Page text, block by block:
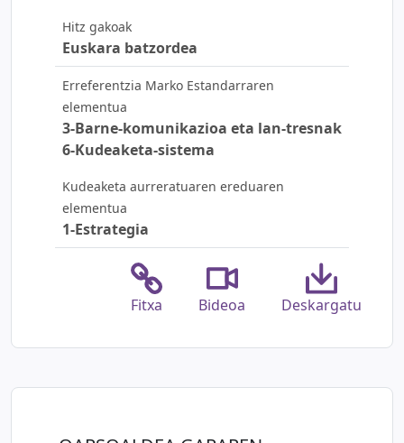
Hitz gakoak
Euskara batzordea
Erreferentzia Marko Estandarraren
elementua
3-Barne-komunikazioa eta lan-tresnak
6-Kudeaketa-sistema
Kudeaketa aurreratuaren ereduaren
elementua
1-Estrategia
Fitxa Bideoa Deskargatu